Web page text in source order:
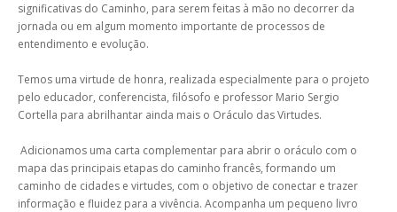
significativas do Caminho, para serem feitas à mão no decorrer da
jornada ou em algum momento importante de processos de
entendimento e evolução.
Temos uma virtude de honra, realizada especialmente para o projeto
pelo educador, conferencista, filósofo e professor Mario Sergio
Cortella para abrilhantar ainda mais o Oráculo das Virtudes.
Adicionamos uma carta complementar para abrir o oráculo com o
mapa das principais etapas do caminho francês, formando um
caminho de cidades e virtudes, com o objetivo de conectar e trazer
informação e fluidez para a vivência. Acompanha um pequeno livro